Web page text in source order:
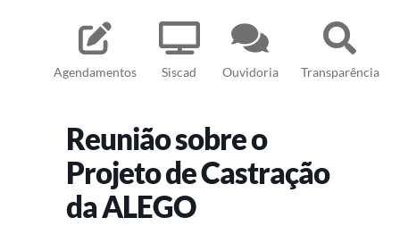
Agendamentos Siscad Ouvidoria Transparência
Pesquisar
Reunião sobre o
Projeto de Castração
da ALEGO